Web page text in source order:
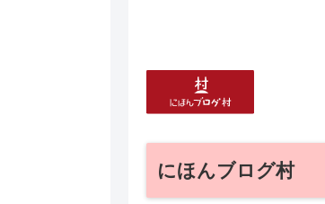
にほんブログ村